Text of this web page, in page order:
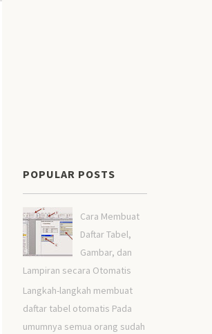
POPULAR POSTS
Cara Membuat
Daftar Tabel,
Gambar, dan
Lampiran secara Otomatis
Langkah-langkah membuat
daftar tabel otomatis Pada
umumnya semua orang sudah